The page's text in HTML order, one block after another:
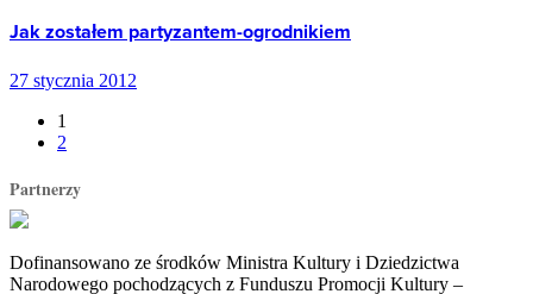
Jak zostałem partyzantem-ogrodnikiem
27 stycznia 2012
1
2
Partnerzy
Dofinansowano ze środków Ministra Kultury i Dziedzictwa
Narodowego pochodzących z Funduszu Promocji Kultury –